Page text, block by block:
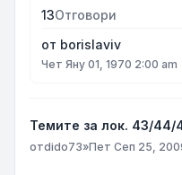
13Отговори
от borislaviv
Чет Яну 01, 1970 2:00 am
Темите за лок. 43/44/
отdido73»Пет Сеп 25,